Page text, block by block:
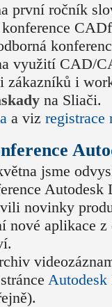
první ročník
využití CAD/
zákazníků i
na Sliači.
a viz registrace
jsme
Autodesk
novinky
nové aplikace